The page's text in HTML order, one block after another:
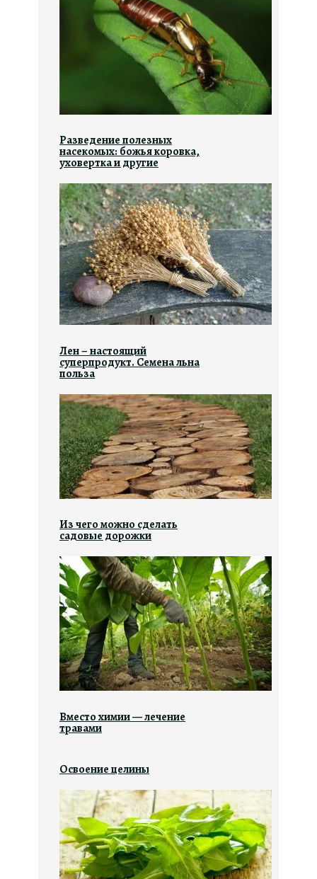
Разведение полезных
насекомых: божья коровка,
уховертка и другие
Лен – настоящий
суперпродукт. Семена льна
польза
Из чего можно сделать
садовые дорожки
Вместо химии — лечение
травами
Освоение целины